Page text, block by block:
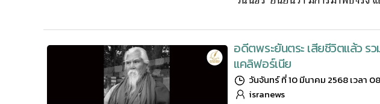
อดีตพระยันตระ เสียชีวิตแล้ว
แคลิฟอร์เนีย
วันจันทร์ ที่ 10 มีนาคม 2568 เวลา
isranews